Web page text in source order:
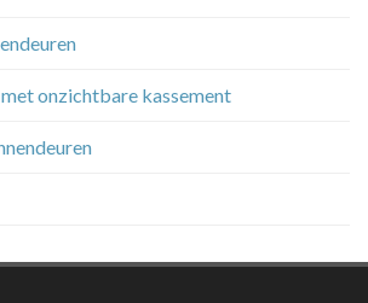
onzichtbare kassement